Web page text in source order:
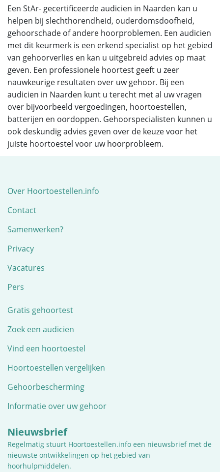
Een StAr- gecertificeerde audicien in Naarden kan u
helpen bij slechthorendheid, ouderdomsdoofheid,
gehoorschade of andere hoorproblemen. Een audicien
met dit keurmerk is een erkend specialist op het gebied
van gehoorverlies en kan u uitgebreid advies op maat
geven. Een professionele hoortest geeft u zeer
nauwkeurige resultaten over uw gehoor. Bij een
audicien in Naarden kunt u terecht met al uw vragen
over bijvoorbeeld vergoedingen, hoortoestellen,
batterijen en oordoppen. Gehoorspecialisten kunnen u
ook deskundig advies geven over de keuze voor het
juiste hoortoestel voor uw hoorprobleem.
Over Hoortoestellen.info
Contact
Samenwerken?
Privacy
Vacatures
Pers
Gratis gehoortest
Zoek een audicien
Vind een hoortoestel
Hoortoestellen vergelijken
Gehoorbescherming
Informatie over uw gehoor
Nieuwsbrief
Regelmatig stuurt Hoortoestellen.info een nieuwsbrief met de
nieuwste ontwikkelingen op het gebied van
hoorhulpmiddelen.